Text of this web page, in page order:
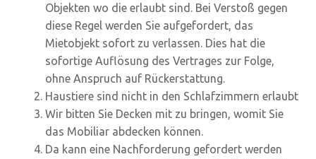
Objekten wo die erlaubt sind. Bei Verstoß gegen
diese Regel werden Sie aufgefordert, das
Mietobjekt sofort zu verlassen. Dies hat die
sofortige Auflösung des Vertrages zur Folge,
ohne Anspruch auf Rückerstattung.
Haustiere sind nicht in den Schlafzimmern erlaubt
Wir bitten Sie Decken mit zu bringen, womit Sie
das Mobiliar abdecken können.
Da kann eine Nachforderung gefordert werden